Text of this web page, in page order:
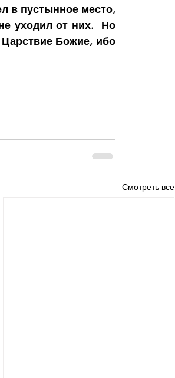
в пустынное место,
уходил от них.  Но
Божие, ибо
Смотреть все